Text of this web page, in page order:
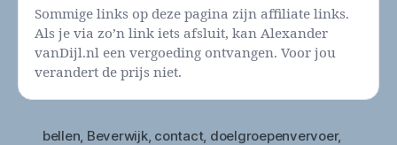
Sommige links op deze pagina zijn affiliate links.
Als je via zo’n link iets afsluit, kan Alexander
vanDijl.nl een vergoeding ontvangen. Voor jou
verandert de prijs niet.
bellen Beverwijk, contact, doelgroepenvervoer,